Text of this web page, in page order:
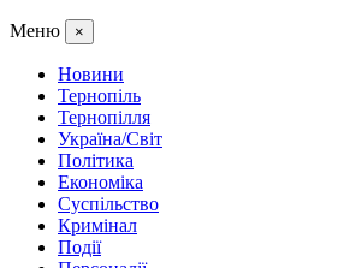
Меню ×
Новини
Тернопіль
Тернопілля
Україна/Світ
Політика
Економіка
Суспільство
Кримінал
Події